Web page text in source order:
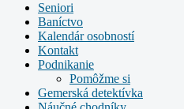
Seniori
Baníctvo
Kalendár osobností
Kontakt
Podnikanie
Pomôžme si
Gemerská detektívka